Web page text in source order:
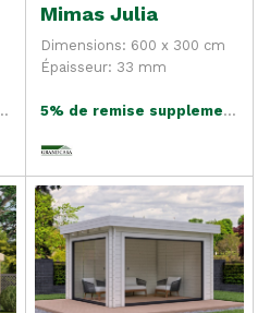
Mimas Julia
Dimensions: 600 x 300 cm
Épaisseur: 33 mm
5% de remise supplementaire